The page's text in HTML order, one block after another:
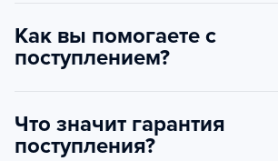
Как вы помогаете с
поступлением?
Что значит гарантия
поступления?